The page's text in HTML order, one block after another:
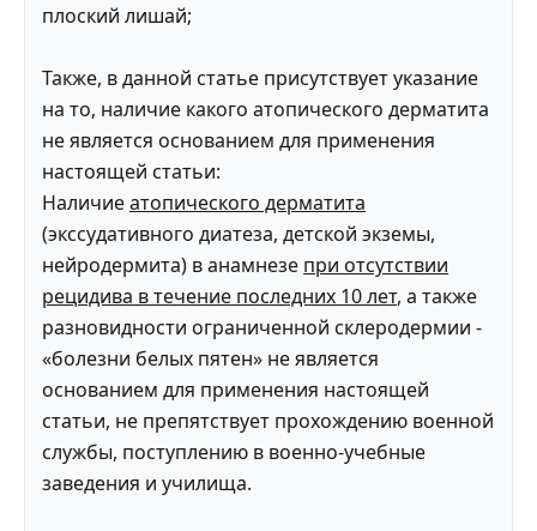
плоский лишай;
Также, в данной статье присутствует указание
на то, наличие какого атопического дерматита
не является основанием для применения
настоящей статьи:
Наличиеатопического дерматита
(экссудативного диатеза, детской экземы,
нейродермита) в анамнезе при отсутствии
рецидива в течение последних 10 лет, а также
разновидности ограниченной склеродермии -
«болезни белых пятен» не является
основанием для применения настоящей
статьи, не препятствует прохождению военной
службы, поступлению в военно-учебные
заведения и училища.